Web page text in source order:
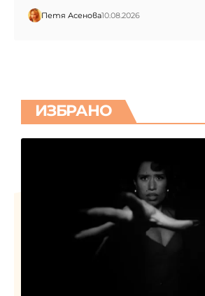
Петя Асенова10.08.2026
ИЗБРАНО